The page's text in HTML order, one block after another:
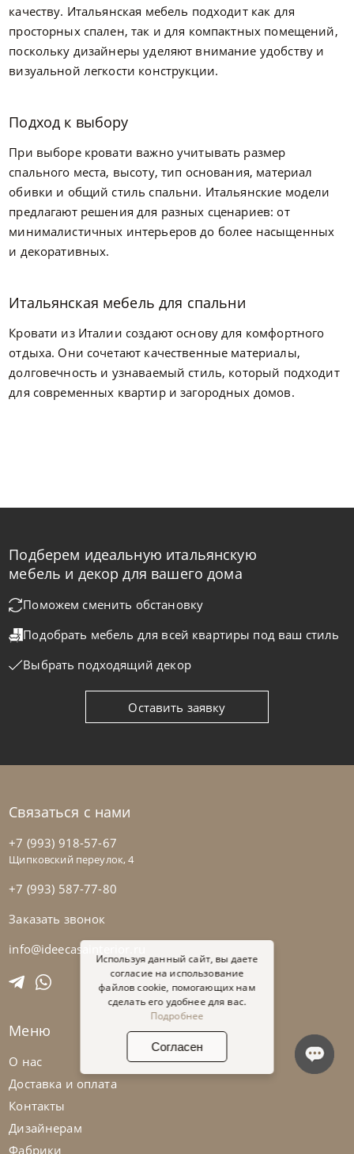
качеству. Итальянская мебель подходит как для
просторных спален, так и для компактных помещений,
поскольку дизайнеры уделяют внимание удобству и
визуальной легкости конструкции.
Подход к выбору
При выборе кровати важно учитывать размер
спального места, высоту, тип основания, материал
обивки и общий стиль спальни. Итальянские модели
предлагают решения для разных сценариев: от
минималистичных интерьеров до более насыщенных
и декоративных.
Итальянская мебель для спальни
Кровати из Италии создают основу для комфортного
отдыха. Они сочетают качественные материалы,
долговечность и узнаваемый стиль, который подходит
для современных квартир и загородных домов.
Подберем идеальную итальянскую
мебель и декор для вашего дома
Поможем сменить обстановку
Подобрать мебель для всей квартиры под ваш стиль
Выбрать подходящий декор
Оставить заявку
Связаться с нами
+7 (993) 918-57-67
Щипковский переулок, 4
+7 (993) 587-77-80
Заказать звонок
info@ideecasainterior.ru
Меню
О нас
Доставка и оплата
Контакты
Дизайнерам
Фабрики
Используя данный сайт, вы даете
согласие на использование
файлов cookie, помогающих нам
сделать его удобнее для вас.
Подробнее
Согласен